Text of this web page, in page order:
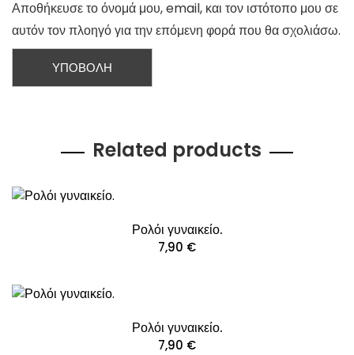
Αποθήκευσε το όνομά μου, email, και τον ιστότοπο μου σε
αυτόν τον πλοηγό για την επόμενη φορά που θα σχολιάσω.
Related products
Ρολόι γυναικείο.
7,90 €
Ρολόι γυναικείο.
7,90 €